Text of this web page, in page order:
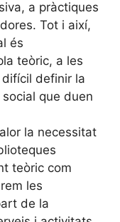
a pràctiques
Tot i així,
és
teòric, a les
definir la
que duen
la necessitat
teòric com
les
de la